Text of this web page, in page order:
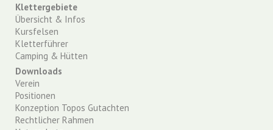
Klettergebiete
Übersicht & Infos
Kursfelsen
Kletterführer
Camping & Hütten
Downloads
Verein
Positionen
Konzeption Topos Gutachten
Rechtlicher Rahmen